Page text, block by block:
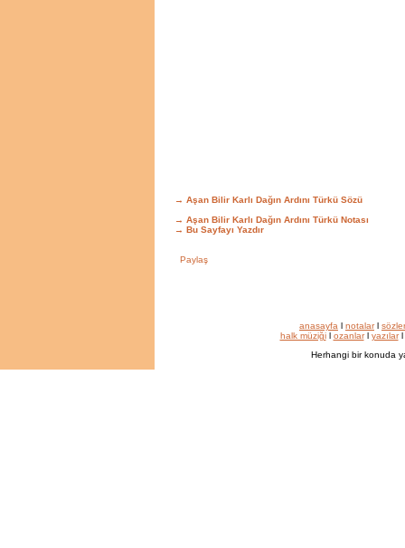
→ Aşan Bilir Karlı Dağın Ardını Türkü Sözü
→ Aşan Bilir Karlı Dağın Ardını Türkü Notası
→ Bu Sayfayı Yazdır
anasayfa l notalarl sözler
halk müziğil ozanlarl yazılarl
Herhangi bir konuda